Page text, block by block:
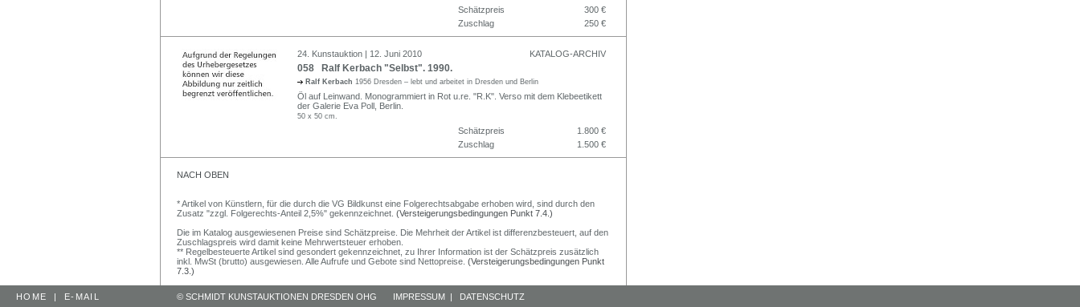
Schätzpreis
300 €
Zuschlag
250 €
24. Kunstauktion | 12. Juni 2010 KATALOG-ARCHIV
058 Ralf Kerbach "Selbst". 1990.
Ralf Kerbach 1956 Dresden – lebt und arbeitet in Dresden und Berlin
Öl auf Leinwand. Monogrammiert in Rot u.re. "R.K". Verso mit dem Klebeetikett
der Galerie Eva Poll, Berlin.
50 x 50 cm.
Schätzpreis
1.800 €
Zuschlag
1.500 €
NACH OBEN
* Artikel von Künstlern, für die durch die VG Bildkunst eine Folgerechtsabgabe erhoben wird, sind durch den
Zusatz "zzgl. Folgerechts-Anteil 2,5%" gekennzeichnet. (Versteigerungsbedingungen Punkt 7.4.)
Die im Katalog ausgewiesenen Preise sind Schätzpreise. Die Mehrheit der Artikel ist differenzbesteuert, auf den
Zuschlagspreis wird damit keine Mehrwertsteuer erhoben.
** Regelbesteuerte Artikel sind gesondert gekennzeichnet, zu Ihrer Information ist der Schätzpreis zusätzlich
inkl. MwSt (brutto) ausgewiesen. Alle Aufrufe und Gebote sind Nettopreise. (Versteigerungsbedingungen Punkt
7.3.)
HOME | E-MAIL © SCHMIDT KUNSTAUKTIONEN DRESDEN OHG IMPRESSUM | DATENSCHUTZ